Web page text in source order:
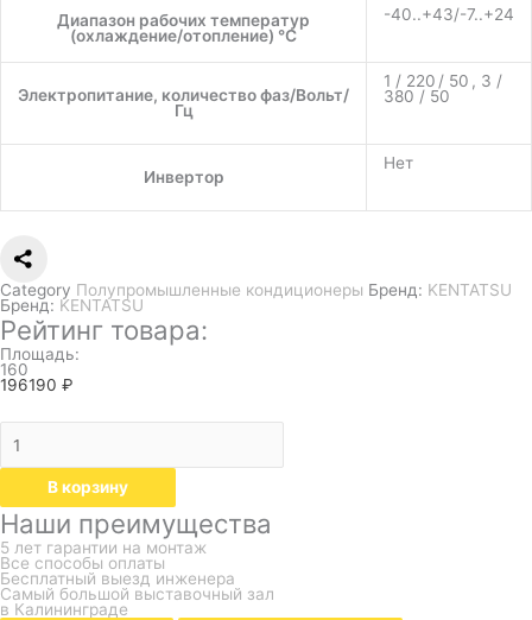
Диапазон рабочих температур
(охлаждение/отопление) °C
-40..+43/-7..+24
Электропитание, количество фаз/Вольт/
Гц
1 / 220 / 50 , 3 /
380 / 50
Инвертор
Нет
Category Полупромышленные кондиционеры Бренд: KENTATSU
Бренд: KENTATSU
Рейтинг товара:
Площадь:
160
196190 ₽
В корзину
Наши преимущества
5 лет гарантии на монтаж
Все способы оплаты
Бесплатный выезд инженера
Самый большой выставочный зал
в Калининграде